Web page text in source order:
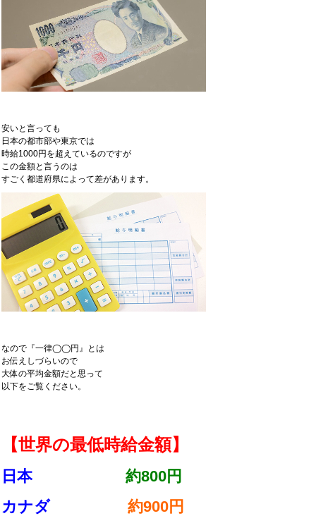
安いと言っても
日本の都市部や東京では
時給1000円を超えているのですが
この金額と言うのは
すごく都道府県によって差があります。
なので『一律◯◯円』とは
お伝えしづらいので
大体の平均金額だと思って
以下をご覧ください。
【世界の最低時給金額】
日本
約800円
カナダ
約900円